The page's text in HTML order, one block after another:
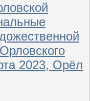
2023, Орёл